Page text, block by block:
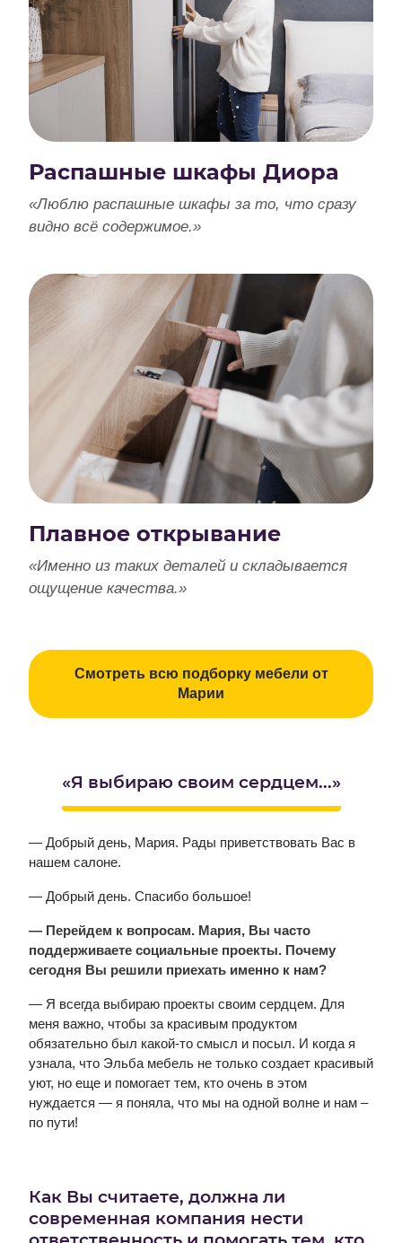
Распашные шкафы Диора
«Люблю распашные шкафы за то, что сразу
видно всё содержимое.»
Плавное открывание
«Именно из таких деталей и складывается
ощущение качества.»
Смотреть всю подборку мебели от
Марии
«Я выбираю своим сердцем...»
— Добрый день, Мария. Рады приветствовать Вас в
нашем салоне.
— Добрый день. Спасибо большое!
— Перейдем к вопросам. Мария, Вы часто
поддерживаете социальные проекты. Почему
сегодня Вы решили приехать именно к нам?
— Я всегда выбираю проекты своим сердцем. Для
меня важно, чтобы за красивым продуктом
обязательно был какой-то смысл и посыл. И когда я
узнала, что Эльба мебель не только создает красивый
уют, но еще и помогает тем, кто очень в этом
нуждается — я поняла, что мы на одной волне и нам –
по пути!
Как Вы считаете, должна ли
современная компания нести